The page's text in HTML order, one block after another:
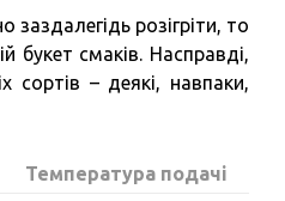
розігріти, то
букет смаків. Насправді,
сортів – деякі, навпаки,
Температура подачі